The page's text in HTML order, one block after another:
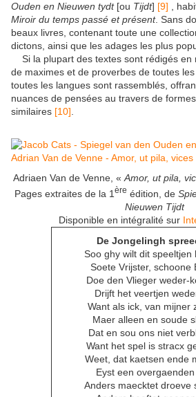
Ouden en Nieuwen tydt [ou Tijdt] [9]
,
Miroir du temps passé et présent. Sans
beaux livres, contenant toute une
dictons, ainsi que les adages les plus
Si la plupart des textes sont rédigés en
de maximes et de proverbes de toutes
toutes les langues sont rassemblés,
nuances de pensées au travers de
similaires [10]
Adriaen Van de Venne, « Amor, ut pila,
Pages extraites de la 1 ère édition, de
Nieuwen Tijdt
Disponible en intégralité sur
De Jongelingh
Soo ghy wilt dit speeltjen
Soete Vrijster, schoone
Doe den Vlieger weder-
Drijft het veertjen
Want als ick, van mijner
Maer alleen en soude
Dat en sou ons niet
Want het spel is stracx
Weet, dat kaetsen ende
Eyst een overgaenden
Anders maecktet droeve